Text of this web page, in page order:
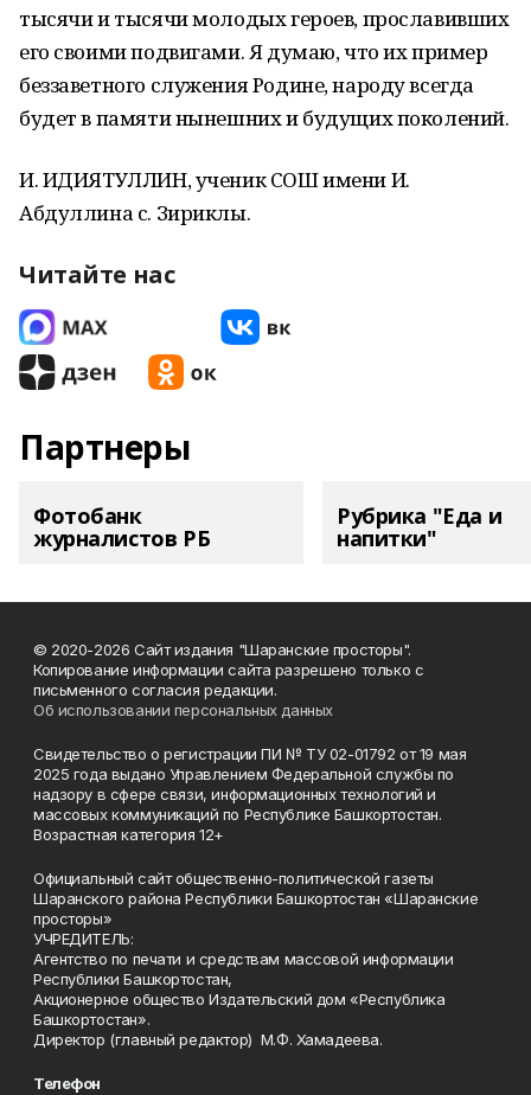
тысячи и тысячи молодых героев, прославивших
его своими подвигами. Я думаю, что их пример
беззаветного служения Родине, народу всегда
будет в памяти нынешних и будущих поколений.
И. ИДИЯТУЛЛИН, ученик СОШ имени И.
Абдуллина с. Зириклы.
Читайте нас
Партнеры
Фотобанк
журналистов РБ
Рубрика "Еда и
напитки"
© 2020-2026 Сайт издания "Шаранские просторы".
Копирование информации сайта разрешено только с
письменного согласия редакции.
Об использовании персональных данных
Свидетельство о регистрации ПИ № ТУ 02-01792 от 19 мая
2025 года выдано Управлением Федеральной службы по
надзору в сфере связи, информационных технологий и
массовых коммуникаций по Республике Башкортостан.
Возрастная категория 12+
Официальный сайт общественно-политической газеты
Шаранского района Республики Башкортостан «Шаранские
просторы»
УЧРЕДИТЕЛЬ:
Агентство по печати и средствам массовой информации
Республики Башкортостан,
Акционерное общество Издательский дом «Республика
Башкортостан».
Директор (главный редактор) М.Ф. Хамадеева.
Телефон